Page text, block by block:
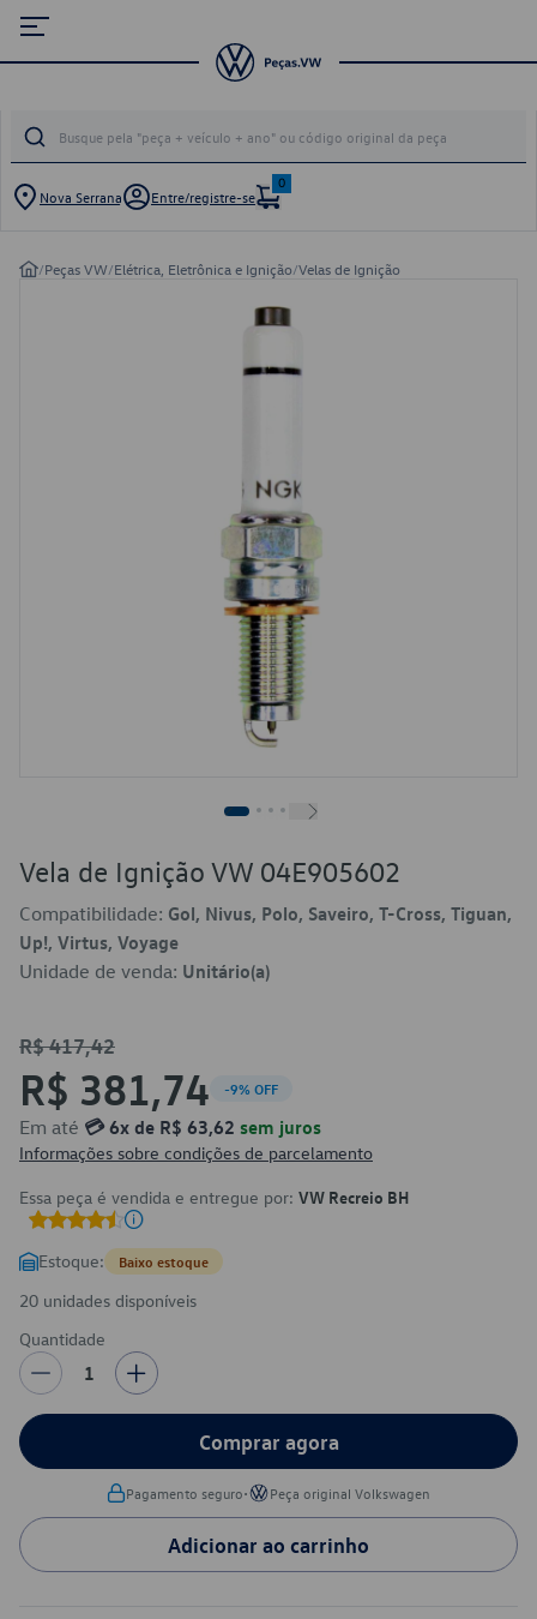
Nova Serrana Entre/registre-se
0
/Peças VW/Elétrica, Eletrônica e Ignição/Velas de Ignição
Vela de Ignição VW 04E905602
Compatibilidade: Gol, Nivus, Polo, Saveiro, T-Cross, Tiguan,
Up!, Virtus, Voyage
Unidade de venda: Unitário(a)
R$ 417,42
R$ 381,74 -9% OFF
Em até 💳 6x de R$ 63,62 sem juros
Informações sobre condições de parcelamento
Essa peça é vendida e entregue por: VW Recreio BH
Estoque: Baixo estoque
20 unidades disponíveis
Quantidade
1
Comprar agora
Pagamento seguro• Peça original Volkswagen
Adicionar ao carrinho